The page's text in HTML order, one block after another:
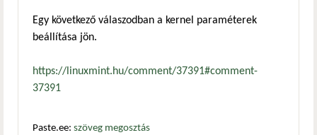
Egy következő válaszodban a kernel paraméterek
beállítása jön.
https://linuxmint.hu/comment/37391#comment-
37391
Paste.ee: szöveg megosztás